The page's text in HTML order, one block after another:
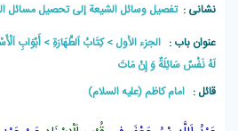
نشانی :تفصیل وسائل الشیعة إلی تحصیل مسائل الشریعة
عنوان باب : الجزء الأول كِتَابُ اَلطَّهَارَةِ أَبْوَابِ
لَهُ نَفْسٌ سَائِلَةٌ وَ إِنْ مَاتَ
قائل : امام کاظم (علیه السلام)